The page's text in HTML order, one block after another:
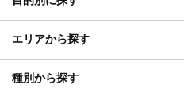
エリアから探す
種別から探す